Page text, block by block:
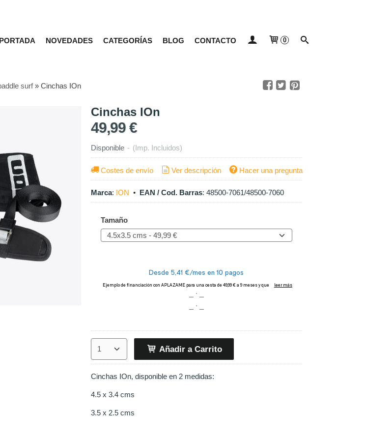
PORTADA NOVEDADES CATEGORÍAS BLOG CONTACTO 0
surf» Cinchas IOn
Cinchas IOn
49,99 €
Disponible - (Imp. Incluidos)
Costes de envío Ver descripción Hacer una pregunta
Marca: ION • EAN / Cod. Barras: 48500-7061/48500-7060
Tamaño
Añadir a Carrito
Cinchas IOn, disponible en 2 medidas:
4.5 x 3.4 cms
3.5 x 2.5 cms